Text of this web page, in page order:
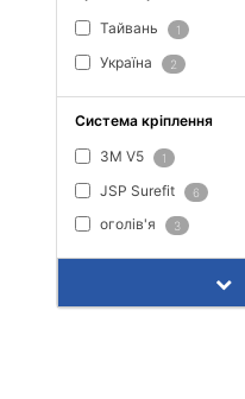
Тайвань 1
Україна 2
Система кріплення
3M V5 1
JSP Surefit 6
оголів'я 3